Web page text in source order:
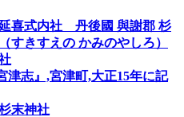
喜式内社 丹後國 與謝郡 杉
すきすえの かみのやしろ）
津志』,宮津町,大正15年に記
末神社